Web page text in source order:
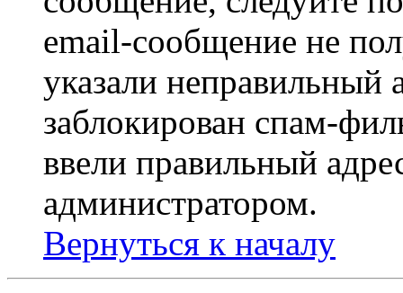
email-сообщение не
указали неправильный
заблокирован спам-
ввели правильный
администратором.
Вернуться к началу